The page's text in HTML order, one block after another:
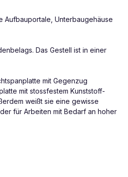
Aufbauportale, Unterbaugehäuse
Das Gestell ist in einer
mit Gegenzug
mit stossfestem Kunststoff-
weißt sie eine gewisse
für Arbeiten mit Bedarf an hoher